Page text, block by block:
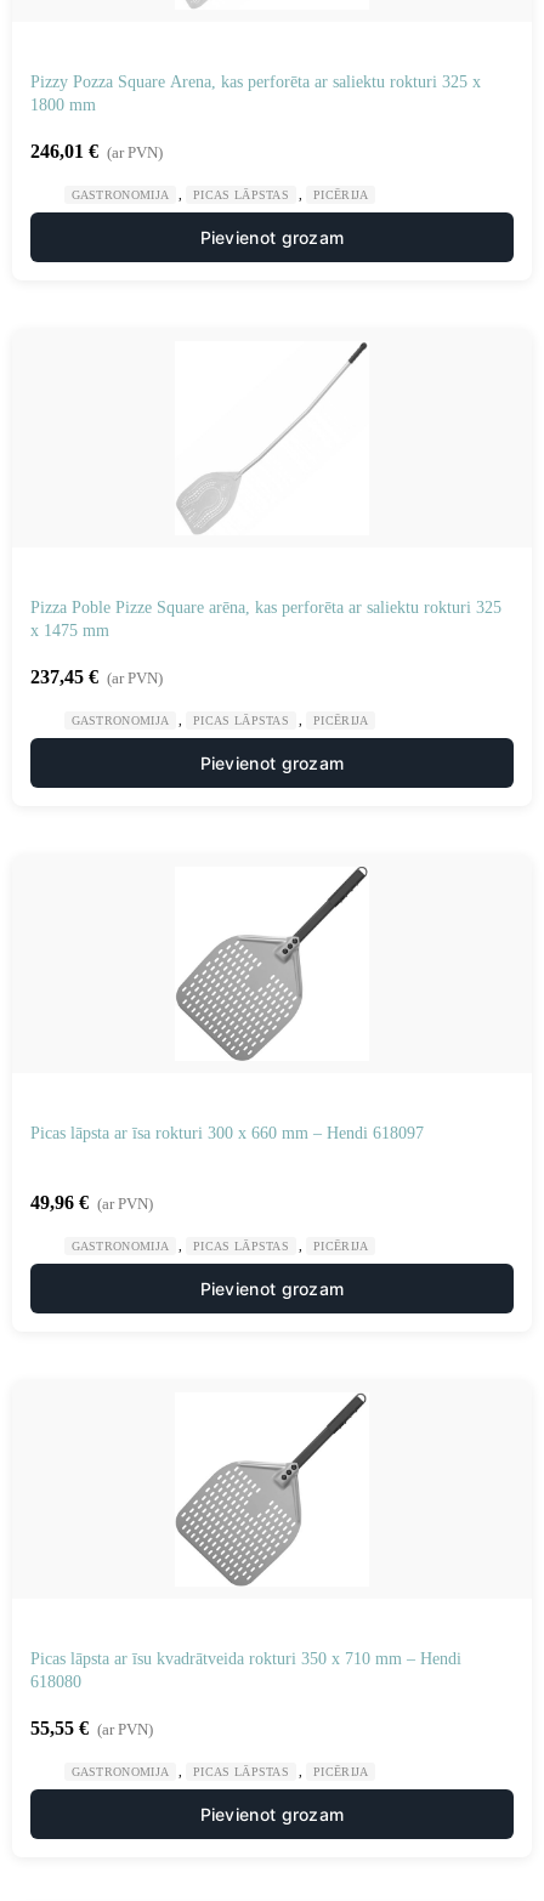
Pizzy Pozza Square Arena, kas perforēta ar saliektu rokturi 325 x
1800 mm
246,01 € (ar PVN)
GASTRONOMIJA PICAS LĀPSTAS PICĒRIJA
Pievienot grozam
Pizza Poble Pizze Square arēna, kas perforēta ar saliektu rokturi 325
x 1475 mm
237,45 € (ar PVN)
GASTRONOMIJA PICAS LĀPSTAS PICĒRIJA
Pievienot grozam
Picas lāpsta ar īsa rokturi 300 x 660 mm – Hendi 618097
49,96 € (ar PVN)
GASTRONOMIJA PICAS LĀPSTAS PICĒRIJA
Pievienot grozam
Picas lāpsta ar īsu kvadrātveida rokturi 350 x 710 mm – Hendi
618080
55,55 € (ar PVN)
GASTRONOMIJA PICAS LĀPSTAS PICĒRIJA
Pievienot grozam